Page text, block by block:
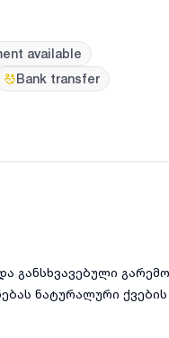
available
Bank transfer
განსხვავებული
ნატურალური